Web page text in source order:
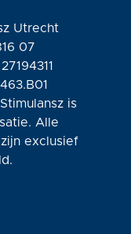
Utrecht
07
27194311
Stimulansz is
Alle
exclusief